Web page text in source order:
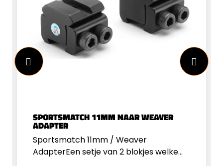
SPORTSMATCH 11MM NAAR WEAVER
ADAPTER
Sportsmatch 11mm / Weaver
AdapterEen setje van 2 blokjes welke